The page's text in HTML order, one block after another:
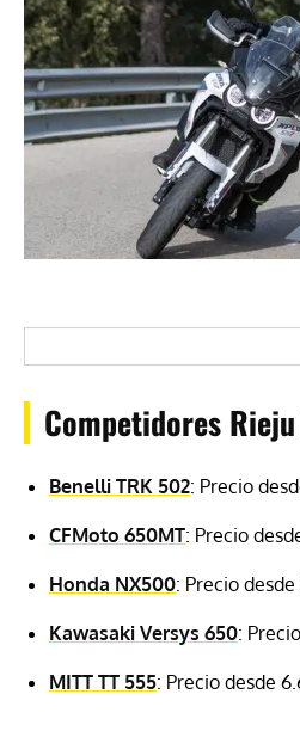
Competidores
Benelli TRK 502: Precio
CFMoto 650MT: Precio
Honda NX500: Precio desde
Kawasaki Versys 650:
MITT TT 555: Precio desde